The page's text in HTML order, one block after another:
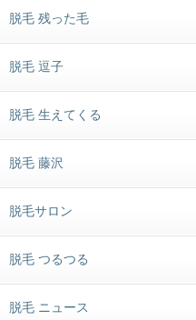
脱毛 残った毛
脱毛 逗子
脱毛 生えてくる
脱毛 藤沢
脱毛サロン
脱毛 つるつる
脱毛 ニュース